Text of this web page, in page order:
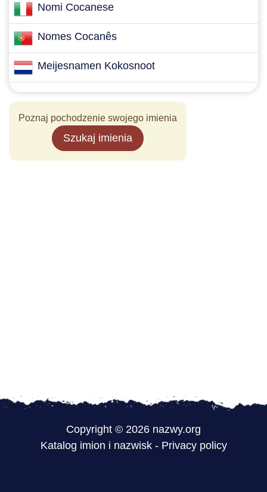
Nomi Cocanese
Nomes Cocanês
Meijesnamen Kokosnoot
Poznaj pochodzenie swojego imienia
Szukaj imienia
Copyright © 2026 nazwy.org
Katalog imion i nazwisk- Privacy policy